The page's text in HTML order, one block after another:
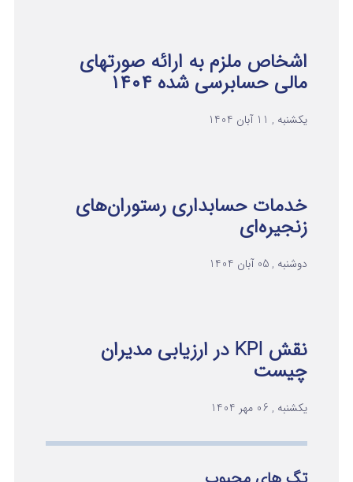
اشخاص ملزم به ارائه صورتهای
مالی حسابرسی شده ۱۴۰۴
یکشنبه , 11 آبان 1404
خدمات حسابداری رستوران‌های
زنجیره‌ای
دوشنبه , 05 آبان 1404
نقش KPI در ارزیابی مدیران
چیست
یکشنبه , 06 مهر 1404